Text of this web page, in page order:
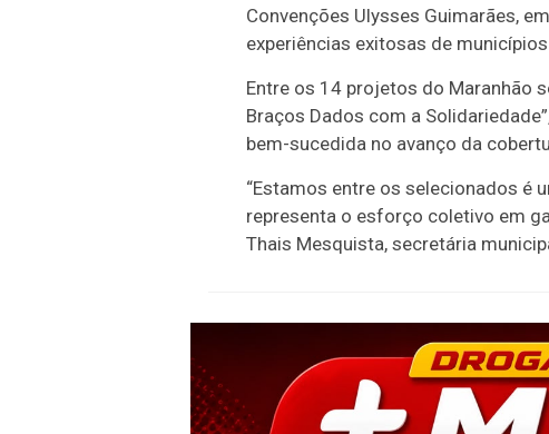
Convenções Ulysses Guimarães,
experiências exitosas de
Entre os 14 projetos do Maranhão
Braços Dados com a
bem-sucedida no avanço da
“Estamos entre os selecionados é
representa o esforço coletivo em
Thais Mesquista, secretária